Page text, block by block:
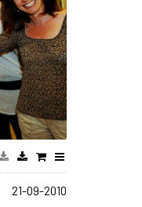
21-09-2010